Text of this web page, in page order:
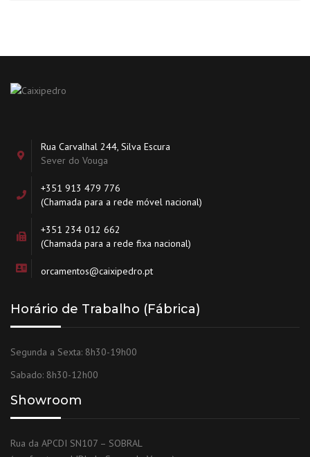
Rua Carvalhal 244, Silva Escura
Sever do Vouga
+351 913 479 776
(Chamada para a rede móvel nacional)
+351 234 012 662
(Chamada para a rede fixa nacional)
orcamentos@caixipedro.pt
Horário de Trabalho (Fábrica)
Segunda a Sexta: 8h30-19h00
Sabado: 8h30-12h00
Showroom
Rua da APCDI SN107 – SOBRAL